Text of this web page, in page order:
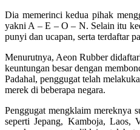
Dia memerinci kedua pihak
yakni A – E – O – N. Selain itu
punyi dan ucapan, serta terdaftar
Menurutnya, Aeon Rubber
keuntungan besar dengan
Padahal, penggugat telah
merek di beberapa negara.
Penggugat mengklaim mereknya
seperti Jepang, Kamboja, Laos,